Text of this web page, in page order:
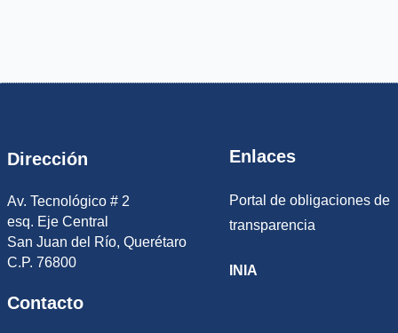
Dirección
Av. Tecnológico # 2
esq. Eje Central
San Juan del Río, Querétaro
C.P. 76800
Contacto
Enlaces
Portal de obligaciones de
transparencia
INIA